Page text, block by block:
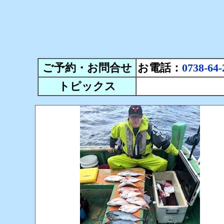
ご予約・お問合せ お電話： 0738-
トピックス